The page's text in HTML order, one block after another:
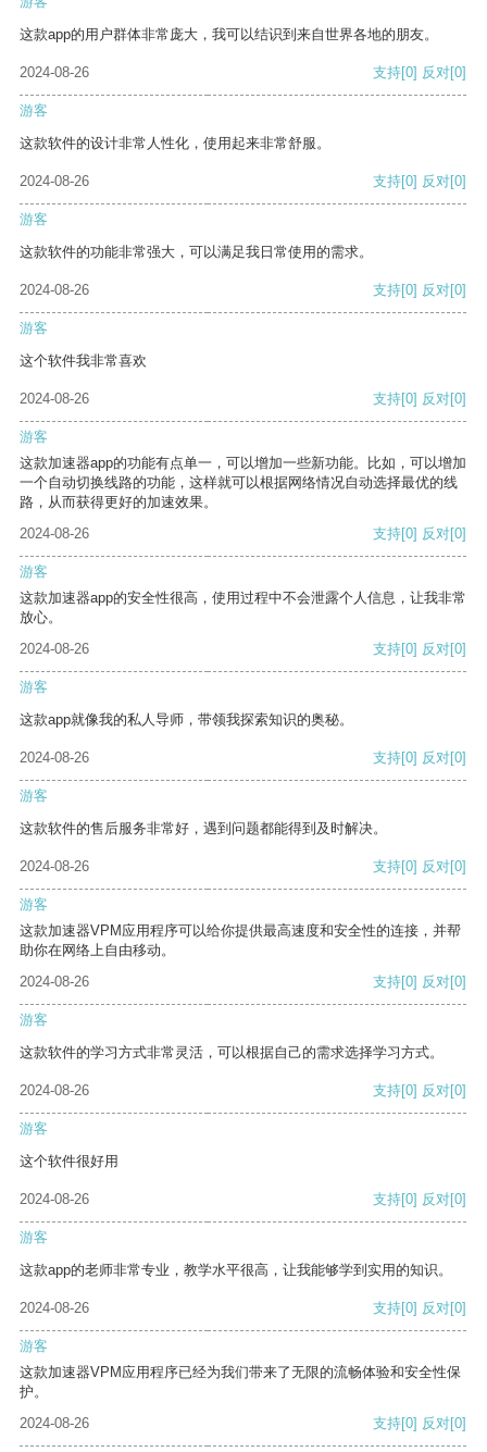
这款app的用户群体非常庞大，我可以结识到来自世界各地的朋友。
2024-08-26 支持[0] 反对[0]
游客
这款软件的设计非常人性化，使用起来非常舒服。
2024-08-26 支持[0] 反对[0]
游客
这款软件的功能非常强大，可以满足我日常使用的需求。
2024-08-26 支持[0] 反对[0]
游客
这个软件我非常喜欢
2024-08-26 支持[0] 反对[0]
游客
这款加速器app的功能有点单一，可以增加一些新功能。比如，可以增加
一个自动切换线路的功能，这样就可以根据网络情况自动选择最优的线
路，从而获得更好的加速效果。
2024-08-26
支持[0] 反对[0]
游客
这款加速器app的安全性很高，使用过程中不会泄露个人信息，让我非常
放心。
2024-08-26
支持[0] 反对[0]
游客
这款app就像我的私人导师，带领我探索知识的奥秘。
2024-08-26 支持[0] 反对[0]
游客
这款软件的售后服务非常好，遇到问题都能得到及时解决。
2024-08-26 支持[0] 反对[0]
游客
这款加速器VPM应用程序可以给你提供最高速度和安全性的连接，并帮
助你在网络上自由移动。
2024-08-26
支持[0] 反对[0]
游客
这款软件的学习方式非常灵活，可以根据自己的需求选择学习方式。
2024-08-26 支持[0] 反对[0]
游客
这个软件很好用
2024-08-26 支持[0] 反对[0]
游客
这款app的老师非常专业，教学水平很高，让我能够学到实用的知识。
2024-08-26 支持[0] 反对[0]
游客
这款加速器VPM应用程序已经为我们带来了无限的流畅体验和安全性保
护。
2024-08-26
支持[0] 反对[0]